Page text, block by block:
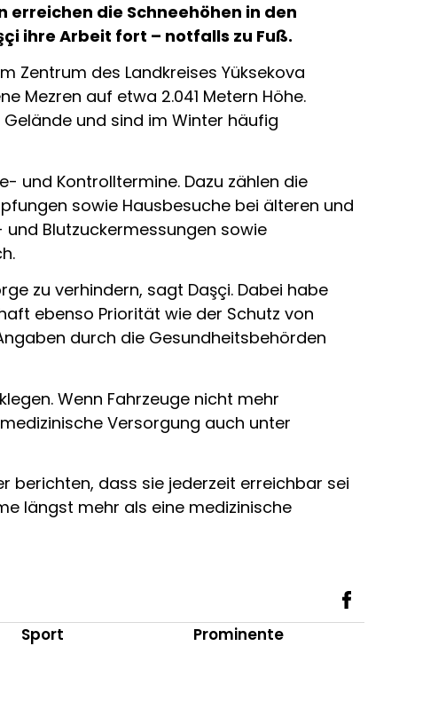
die Schneehöhen in den
ihre Arbeit fort – notfalls zu Fuß.
Zentrum des Landkreises Yüksekova
Mezren auf etwa 2.041 Metern Höhe.
und sind im Winter häufig
und Kontrolltermine. Dazu zählen die
sowie Hausbesuche bei älteren und
Blutzuckermessungen sowie
zu verhindern, sagt Daşçi. Dabei habe
ebenso Priorität wie der Schutz von
durch die Gesundheitsbehörden
Wenn Fahrzeuge nicht mehr
Versorgung auch unter
berichten, dass sie jederzeit erreichbar sei
längst mehr als eine medizinische
Sport Prominente